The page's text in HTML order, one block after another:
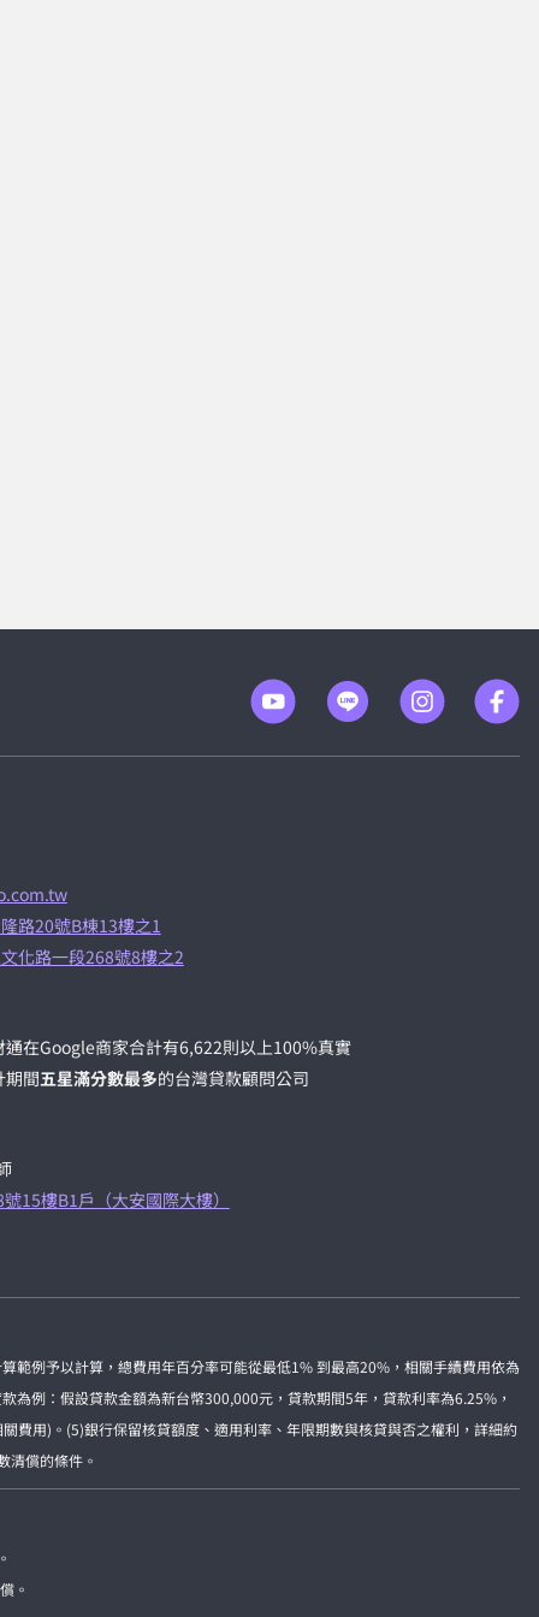
路20號B棟13樓之1
化路一段268號8樓之2
在Google商家合計有6,622則以上100%真實
期間五星滿分數最多的台灣貸款顧問公司
15樓B1戶（大安國際大樓）
範例予以計算，總費用年百分率可能從最低1% 到最高20%，相關手續費用依為
為例：假設貸款金額為新台幣300,000元，貸款期間5年，貸款利率為6.25%，
費用)。(5)銀行保留核貸額度、適用利率、年限期數與核貸與否之權利，詳細約
清償的條件。
。